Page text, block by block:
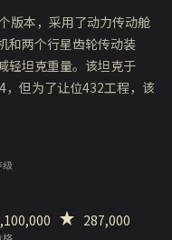
版本，采用了动力传动舱
和两个行星齿轮传动装
轻坦克重量。该坦克于
但为了让位432工程，该
级
287,000